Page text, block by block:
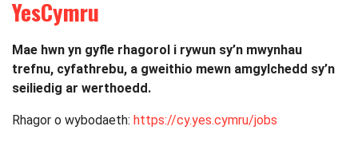
YesCymru
Mae hwn yn gyfle rhagorol i rywun sy’n mwynhau
trefnu, cyfathrebu, a gweithio mewn amgylchedd sy’n
seiliedig ar werthoedd.
Rhagor o wybodaeth: https://cy.yes.cymru/jobs